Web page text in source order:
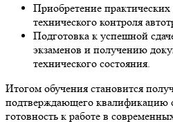
Приобретение
технического контроля
Подготовка к успешной
экзаменов и получению
технического состояния.
Итогом обучения становится
подтверждающего квалификацию
готовность к работе в